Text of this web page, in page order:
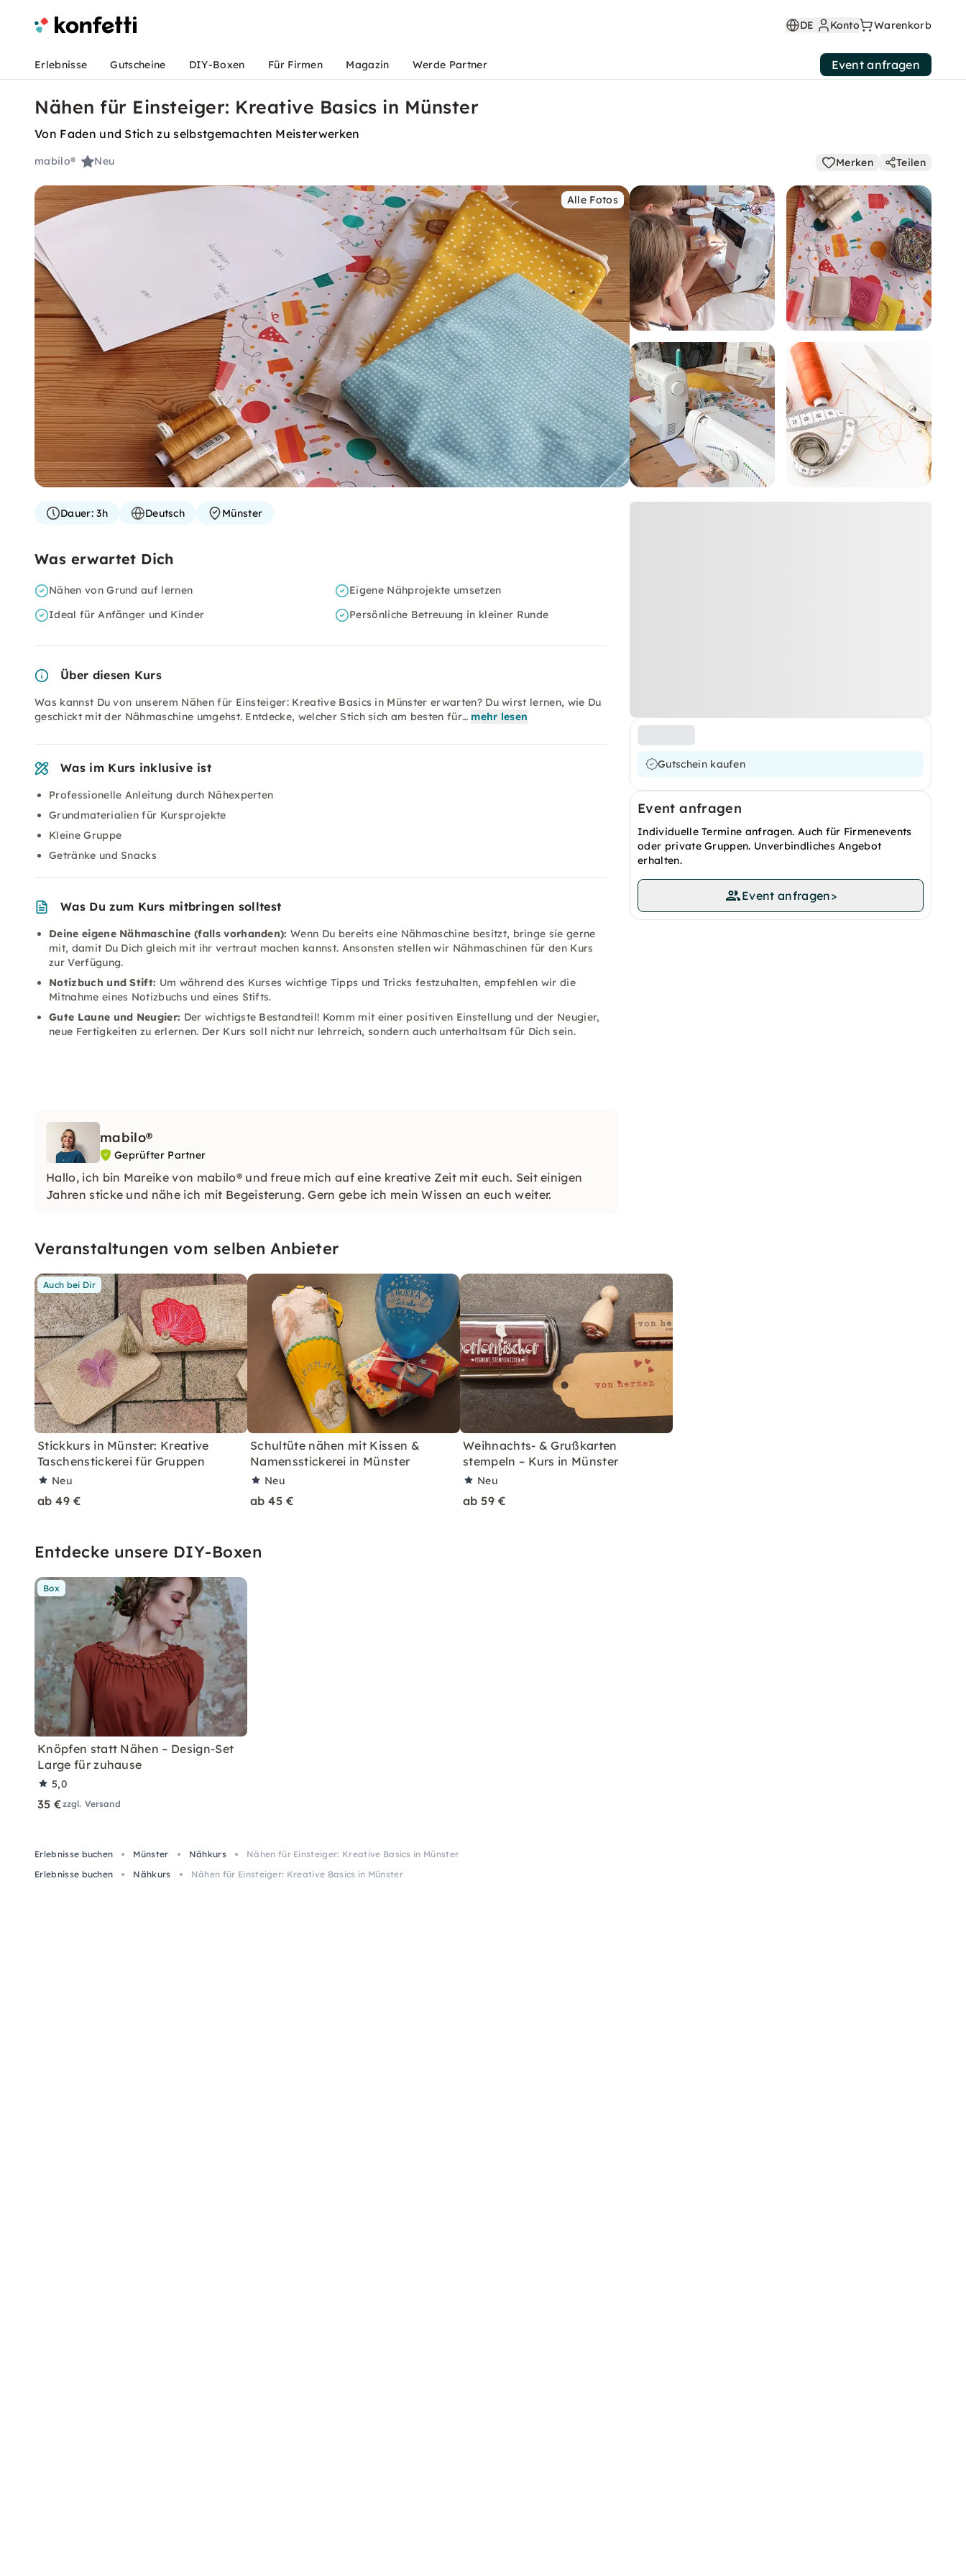
DE Konto Warenkorb
Erlebnisse Gutscheine DIY-Boxen Für Firmen Magazin Werde Partner Event anfragen
Nähen für Einsteiger: Kreative Basics in Münster
Von Faden und Stich zu selbstgemachten Meisterwerken
mabilo® Neu Merken Teilen
Alle Fotos
Gutschein kaufen
Event anfragen
Individuelle Termine anfragen. Auch für Firmenevents
oder private Gruppen. Unverbindliches Angebot
erhalten.
Event anfragen>
Dauer:3h Deutsch Münster
Was erwartet Dich
Nähen von Grund auf lernen
Eigene Nähprojekte umsetzen
Ideal für Anfänger und Kinder
Persönliche Betreuung in kleiner Runde
Über diesen Kurs
Was kannst Du von unserem Nähen für Einsteiger: Kreative Basics in Münster erwarten? Du wirst lernen, wie Du
geschickt mit der Nähmaschine umgehst. Entdecke, welcher Stich sich am besten für… mehr lesen
Was im Kurs inklusive ist
Professionelle Anleitung durch Nähexperten
Grundmaterialien für Kursprojekte
Kleine Gruppe
Getränke und Snacks
Was Du zum Kurs mitbringen solltest
Deine eigene Nähmaschine (falls vorhanden): Wenn Du bereits eine Nähmaschine besitzt, bringe sie gerne
mit, damit Du Dich gleich mit ihr vertraut machen kannst. Ansonsten stellen wir Nähmaschinen für den Kurs
zur Verfügung.
Notizbuch und Stift: Um während des Kurses wichtige Tipps und Tricks festzuhalten, empfehlen wir die
Mitnahme eines Notizbuchs und eines Stifts.
Gute Laune und Neugier: Der wichtigste Bestandteil! Komm mit einer positiven Einstellung und der Neugier,
neue Fertigkeiten zu erlernen. Der Kurs soll nicht nur lehrreich, sondern auch unterhaltsam für Dich sein.
mabilo®
Geprüfter Partner
Hallo, ich bin Mareike von mabilo® und freue mich auf eine kreative Zeit mit euch. Seit einigen
Jahren sticke und nähe ich mit Begeisterung. Gern gebe ich mein Wissen an euch weiter.
Veranstaltungen vom selben Anbieter
Auch bei Dir
Stickkurs in Münster: Kreative
Taschenstickerei für Gruppen
Neu
ab 49 €
Schultüte nähen mit Kissen &
Namensstickerei in Münster
Neu
ab 45 €
Weihnachts- & Grußkarten
stempeln – Kurs in Münster
Neu
ab 59 €
Entdecke unsere DIY-Boxen
Box
Knöpfen statt Nähen – Design-Set
Large für zuhause
5,0
35 €zzgl. Versand
Erlebnisse buchen Münster Nähkurs
Nähen für Einsteiger: Kreative Basics in Münster
Erlebnisse buchen
Nähkurs Nähen für Einsteiger: Kreative Basics in Münster